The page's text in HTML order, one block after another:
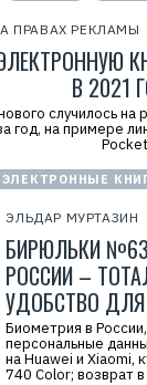
ПРАВАХ РЕКЛАМЫ
В 2021
случилось на
год, на примере
ЭЛЕКТРОННЫЕ
ЭЛЬДАР МУРТАЗИН
БИРЮЛЬКИ
РОССИИ –
УДОБСТВО
Биометрия в
персональные
на Huawei и Xiaomi,
740 Color; возврат